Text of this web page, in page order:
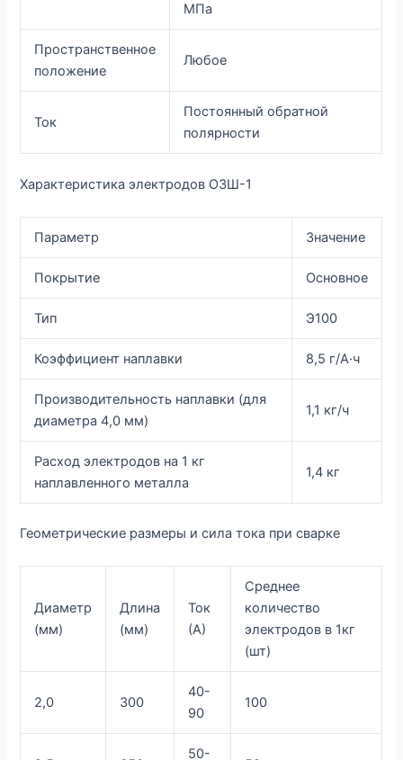
МПа
Пространственное
положение
Любое
Ток
Постоянный обратной
полярности
Характеристика электродов ОЗШ-1
Параметр Значение
Покрытие Основное
Тип Э100
Коэффициент наплавки 8,5 г/А·ч
Производительность наплавки (для
диаметра 4,0 мм)
1,1 кг/ч
Расход электродов на 1 кг
наплавленного металла
1,4 кг
Геометрические размеры и сила тока при сварке
Диаметр
(мм)
Длина
(мм)
Ток
(А)
Среднее
количество
электродов в 1кг
(шт)
2,0 300
40-
90
100
50-